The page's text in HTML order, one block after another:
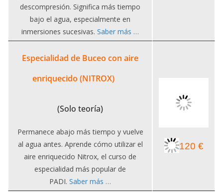
descompresión. Significa más tiempo
bajo el agua, especialmente en
inmersiones sucesivas. Saber más …
Especialidad de Buceo con aire
enriquecido (NITROX)
(Solo teoría)
Permanece abajo más tiempo y vuelve
al agua antes. Aprende cómo utilizar el
aire enriquecido Nitrox, el curso de
especialidad más popular de
PADI. Saber más …
120 €